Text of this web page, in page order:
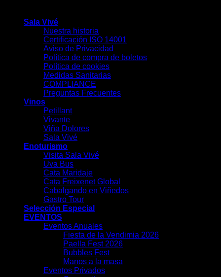
Sala Vivé
Nuestra historia
Certificación ISO 14001
Aviso de Privacidad
Política de compra de boletos
Política de cookies
Medidas Sanitarias
COMPLIANCE
Preguntas Frecuentes
Vinos
Petillant
Vivante
Viña Dolores
Sala Vivé
Enoturismo
Visita Sala Vivé
Uva Bus
Cata Maridaje
Cata Freixenet Global
Cabalgando en Viñedos
Gastro Tour
Selección Especial
EVENTOS
Eventos Anuales
Fiesta de la Vendimia 2026
Paella Fest 2026
Bubbles Fest
Manos a la masa
Eventos Privados